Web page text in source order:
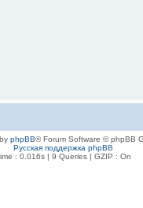
phpBB® Forum Software © phpBB
Русская поддержка phpBB
: 0.016s | 9 Queries | GZIP : On